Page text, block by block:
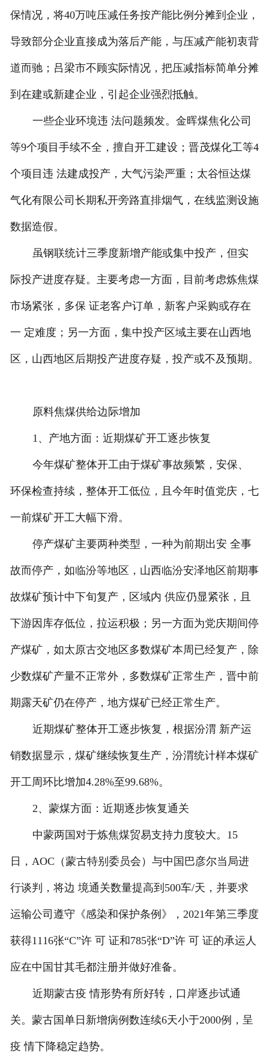
保情况，将40万吨压减任务按产能比例分摊到企业，
导致部分企业直接成为落后产能，与压减产能初衷背
道而驰；吕梁市不顾实际情况，把压减指标简单分摊
到在建或新建企业，引起企业强烈抵触。
一些企业环境违 法问题频发。金晖煤焦化公司
等9个项目手续不全，擅自开工建设；晋茂煤化工等4
个项目违 法建成投产，大气污染严重；太谷恒达煤
气化有限公司长期私开旁路直排烟气，在线监测设施
数据造假。
虽钢联统计三季度新增产能或集中投产，但实
际投产进度存疑。主要考虑一方面，目前考虑炼焦煤
市场紧张，多保 证老客户订单，新客户采购或存在
一 定难度；另一方面，集中投产区域主要在山西地
区，山西地区后期投产进度存疑，投产或不及预期。
原料焦煤供给边际增加
1、产地方面：近期煤矿开工逐步恢复
今年煤矿整体开工由于煤矿事故频繁，安保、
环保检查持续，整体开工低位，且今年时值党庆，七
一前煤矿开工大幅下滑。
停产煤矿主要两种类型，一种为前期出安 全事
故而停产，如临汾等地区，山西临汾安泽地区前期事
故煤矿预计中下旬复产，区域内 供应仍显紧张，且
下游因库存低位，拉运积极；另一方面为党庆期间停
产煤矿，如太原古交地区多数煤矿本周已经复产，除
少数煤矿产量不正常外，多数煤矿正常生产，晋中前
期露天矿仍在停产，地方煤矿已经正常生产。
近期煤矿整体开工逐步恢复，根据汾渭 新产运
销数据显示，煤矿继续恢复生产，汾渭统计样本煤矿
开工周环比增加4.28%至99.68%。
2、蒙煤方面：近期逐步恢复通关
中蒙两国对于炼焦煤贸易支持力度较大。15
日，AOC（蒙古特别委员会）与中国巴彦尔当局进
行谈判，将边 境通关数量提高到500车/天，并要求
运输公司遵守《感染和保护条例》，2021年第三季度
获得1116张“C”许 可 证和785张“D”许 可 证的承运人
应在中国甘其毛都注册并做好准备。
近期蒙古疫 情形势有所好转，口岸逐步试通
关。蒙古国单日新增病例数连续6天小于2000例，呈
疫 情下降稳定趋势。